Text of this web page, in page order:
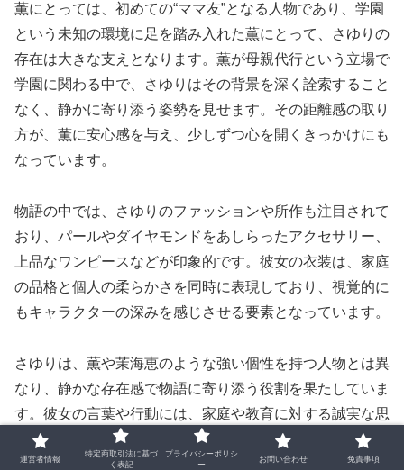
薫にとっては、初めての“ママ友”となる人物であり、学園
という未知の環境に足を踏み入れた薫にとって、さゆりの
存在は大きな支えとなります。薫が母親代行という立場で
学園に関わる中で、さゆりはその背景を深く詮索すること
なく、静かに寄り添う姿勢を見せます。その距離感の取り
方が、薫に安心感を与え、少しずつ心を開くきっかけにも
なっています。
物語の中では、さゆりのファッションや所作も注目されて
おり、パールやダイヤモンドをあしらったアクセサリー、
上品なワンピースなどが印象的です。彼女の衣装は、家庭
の品格と個人の柔らかさを同時に表現しており、視覚的に
もキャラクターの深みを感じさせる要素となっています。
さゆりは、薫や茉海恵のような強い個性を持つ人物とは異
なり、静かな存在感で物語に寄り添う役割を果たしていま
す。彼女の言葉や行動には、家庭や教育に対する誠実な思
いが込められており、薫が母親としての役割に向き合う過
程において、さゆりの存在が穏やかな灯のように描かれて
運営者情報
特定商取引法に基づ
く表記
プライバシーポリシ
ー
お問い合わせ 免責事項